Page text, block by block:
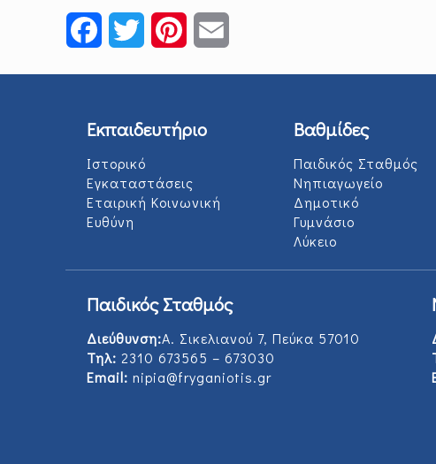
FacebookTwitter Pinterest
Εκπαιδευτήριο
Ιστορικό
Εγκαταστάσεις
Εταιρική Κοινωνική
Ευθύνη
Βαθμίδες
Παιδικός Σταθμός
Νηπιαγωγείο
Δημοτικό
Γυμνάσιο
Λύκειο
Παιδικός Σταθμός
Διεύθυνση:Α. Σικελιανού 7, Πεύκα 57010
Τηλ: 2310 673565 – 673030
Email: nipia@fryganiotis.gr